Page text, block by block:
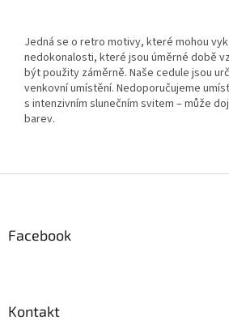
Jedná se o retro motivy, které mohou
nedokonalosti, které jsou úměrné době
být použity záměrně. Naše cedule jsou
venkovní umístění. Nedoporučujeme
s intenzivním slunečním svitem – může
barev.
Facebook
Kontakt